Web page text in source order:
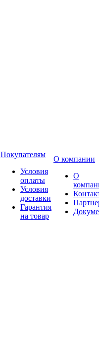
Покупателям
Условия
оплаты
Условия
доставки
Гарантия
на товар
О компании
О